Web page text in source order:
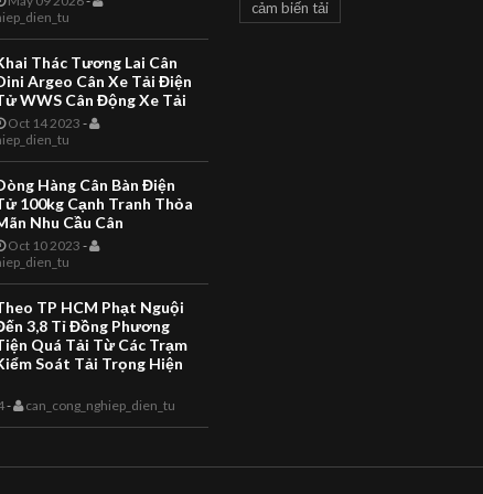
Thác Tương Lai Cân
Argeo Cân Xe Tải Điện
WWS Cân Động Xe Tải
Oct 14 2023 -
Hàng Cân Bàn Điện
100kg Cạnh Tranh Thỏa
Nhu Cầu Cân
Oct 10 2023 -
TP HCM Phạt Nguội
3,8 Tỉ Đồng Phương
Quá Tải Từ Các Trạm
Soát Tải Trọng Hiện
- can_cong_nghiep_dien_tu
cảm biến tải
LS2X Thermal Label Printing
Scale The LS2X Thermal Label
Printing Scale is a quality
product with EC Weights and
Measures App...
CAN CONG NGHIEP